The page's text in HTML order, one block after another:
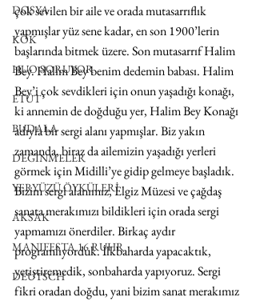
DOSYA
KÖK
HUO SORUYOR
ETÜT
BUDALA
DEĞİNMELER
YERYÜZÜ ÖYKÜLERİ
AKSAK
MANIFESTA 16 RUHR
DEUTSCH
çok sevilen bir aile ve orada mutasarrıflık
yapmışlar yüz sene kadar, en son 1900’lerin
başlarında bitmek üzere. Son mutasarrıf Halim
Bey. Halim Bey benim dedemin babası. Halim
Bey’i çok sevdikleri için onun yaşadığı konağı,
ki annemin de doğduğu yer, Halim Bey Konağı
adıyla bir sergi alanı yapmışlar. Biz yakın
zamanda, biraz da ailemizin yaşadığı yerleri
görmek için Midilli’ye gidip gelmeye başladık.
Bizim sergi alanımız, Elgiz Müzesi ve çağdaş
sanata merakımızı bildikleri için orada sergi
yapmamızı önerdiler. Birkaç aydır
programlıyorduk. İlkbaharda yapacaktık,
yetiştiremedik, sonbaharda yapıyoruz. Sergi
fikri oradan doğdu, yani bizim sanat merakımız